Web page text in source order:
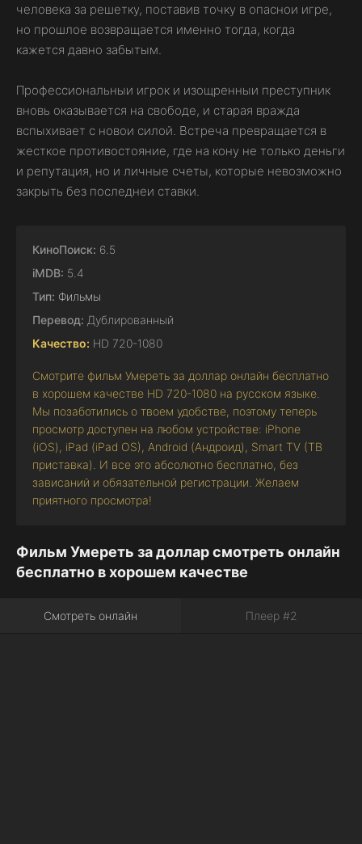
человека за решетку, поставив точку в опаснои игре,
но прошлое возвращается именно тогда, когда
кажется давно забытым.
Профессиональныи игрок и изощренныи преступник
вновь оказывается на свободе, и старая вражда
вспыхивает с новои силой. Встреча превращается в
жесткое противостояние, где на кону не только деньги
и репутация, но и личные счеты, которые невозможно
закрыть без последнеи ставки.
КиноПоиск: 6.5
iMDB: 5.4
Тип: Фильмы
Перевод: Дублированный
Качество: HD 720-1080
Смотрите фильм Умереть за доллар онлайн бесплатно
в хорошем качестве HD 720-1080 на русском языке.
Мы позаботились о твоем удобстве, поэтому теперь
просмотр доступен на любом устройстве: iPhone
(iOS), iPad (iPad OS), Android (Андроид), Smart TV (ТВ
приставка). И все это абсолютно бесплатно, без
зависаний и обязательной регистрации. Желаем
приятного просмотра!
Фильм Умереть за доллар смотреть онлайн
бесплатно в хорошем качестве
Смотреть онлайн Плеер #2